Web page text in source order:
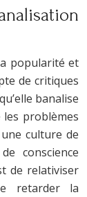
popularité et
de critiques
banalise
les problèmes
culture de
conscience
de relativiser
retarder la